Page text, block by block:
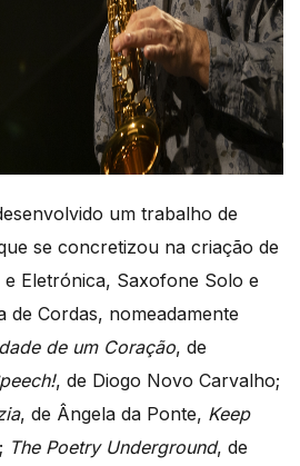
um trabalho de
se concretizou na criação de
Eletrónica, Saxofone Solo e
de Cordas, nomeadamente
de um Coração, de
, de Diogo Novo Carvalho;
, de Ângela da Ponte, Keep
The Poetry Underground, de